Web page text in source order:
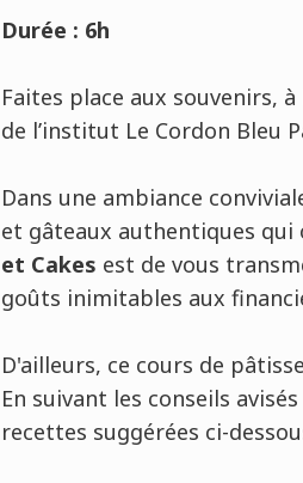
Durée : 6h
Faites place aux souvenirs,
de l’institut Le Cordon Bleu
Dans une ambiance
et gâteaux authentiques qui
et Cakes est de vous
goûts inimitables aux
D'ailleurs, ce cours de
En suivant les conseils avisés
recettes suggérées ci-